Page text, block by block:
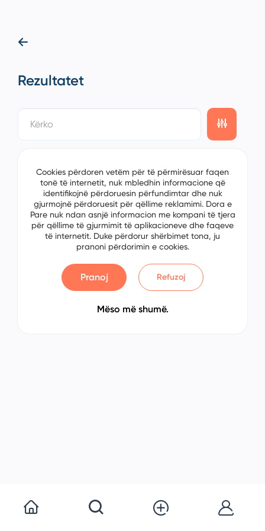
Rezultatet
Cookies përdoren vetëm për të përmirësuar faqen
tonë të internetit, nuk mbledhin informacione që
identifikojnë përdoruesin përfundimtar dhe nuk
gjurmojnë përdoruesit për qëllime reklamimi. Dora e
Pare nuk ndan asnjë informacion me kompani të tjera
për qëllime të gjurmimit të aplikacioneve dhe faqeve
të internetit. Duke përdorur shërbimet tona, ju
pranoni përdorimin e cookies.
Pranoj Refuzoj
Mëso më shumë.